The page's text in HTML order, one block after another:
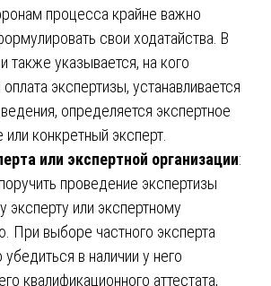
процесса крайне важно
свои ходатайства. В
также указывается, на кого
оплата экспертизы, устанавливается
определяется экспертное
конкретный эксперт.
или экспертной организации:
проведение экспертизы
эксперту или экспертному
При выборе частного эксперта
в наличии у него
квалификационного аттестата,